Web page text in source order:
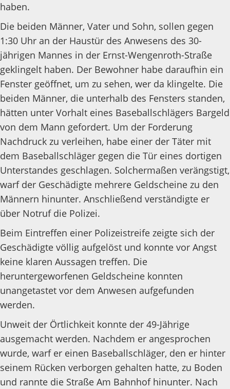
haben.
Die beiden Männer, Vater und Sohn, sollen gegen
1:30 Uhr an der Haustür des Anwesens des 30-
jährigen Mannes in der Ernst-Wengenroth-Straße
geklingelt haben. Der Bewohner habe daraufhin ein
Fenster geöffnet, um zu sehen, wer da klingelte. Die
beiden Männer, die unterhalb des Fensters standen,
hätten unter Vorhalt eines Baseballschlägers Bargeld
von dem Mann gefordert. Um der Forderung
Nachdruck zu verleihen, habe einer der Täter mit
dem Baseballschläger gegen die Tür eines dortigen
Unterstandes geschlagen. Solchermaßen verängstigt,
warf der Geschädigte mehrere Geldscheine zu den
Männern hinunter. Anschließend verständigte er
über Notruf die Polizei.
Beim Eintreffen einer Polizeistreife zeigte sich der
Geschädigte völlig aufgelöst und konnte vor Angst
keine klaren Aussagen treffen. Die
heruntergeworfenen Geldscheine konnten
unangetastet vor dem Anwesen aufgefunden
werden.
Unweit der Örtlichkeit konnte der 49-Jährige
ausgemacht werden. Nachdem er angesprochen
wurde, warf er einen Baseballschläger, den er hinter
seinem Rücken verborgen gehalten hatte, zu Boden
und rannte die Straße Am Bahnhof hinunter. Nach